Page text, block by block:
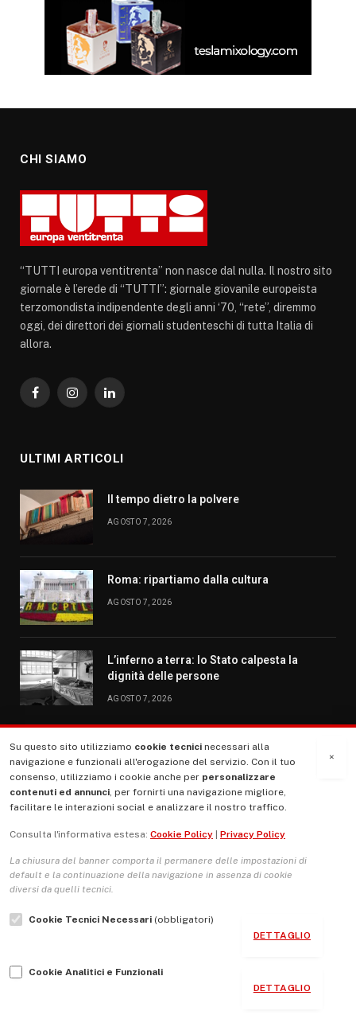
CHI SIAMO
“TUTTI europa ventitrenta” non nasce dal nulla. Il nostro sito
giornale è l’erede di “TUTTI”: giornale giovanile europeista
terzomondista indipendente degli anni ‘70, “rete”, diremmo
oggi, dei direttori dei giornali studenteschi di tutta Italia di
allora.
FacebookInstagramLinkedIn
ULTIMI ARTICOLI
Il tempo dietro la polvere
AGOSTO 7, 2026
Roma: ripartiamo dalla cultura
AGOSTO 7, 2026
L’inferno a terra: lo Stato calpesta la
dignità delle persone
AGOSTO 7, 2026
MENU
La Nostra Storia
Le Copertine
L’Associazione
Indirizzo Socio Politico Culturale
Guida per le autrici e gli autori
×
Su questo sito utilizziamo cookie tecnici necessari alla
navigazione e funzionali all'erogazione del servizio. Con il tuo
consenso, utilizziamo i cookie anche per personalizzare
contenuti ed annunci, per fornirti una navigazione migliore,
facilitare le interazioni social e analizzare il nostro traffico.
Consulta l'informativa estesa: Cookie Policy Privacy Policy
La chiusura del banner comporta il permanere delle impostazioni di
default e la continuazione della navigazione in assenza di cookie
diversi da quelli tecnici.
Cookie Tecnici Necessari (obbligatori)
DETTAGLIO
Cookie Analitici e Funzionali
DETTAGLIO